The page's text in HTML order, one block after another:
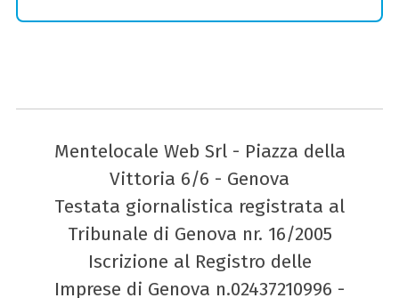
Mentelocale Web Srl - Piazza della
Vittoria 6/6 - Genova
Testata giornalistica registrata al
Tribunale di Genova nr. 16/2005
Iscrizione al Registro delle
Imprese di Genova n.02437210996 -